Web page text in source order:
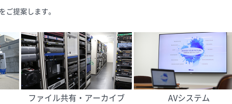
提案します。
ファイル共有・アーカイブ AVシステム